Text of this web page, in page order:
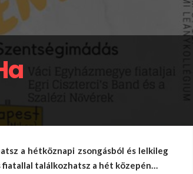
a hétköznapi zsongásból és lelkileg
fiatallal találkozhatsz a hét közepén…